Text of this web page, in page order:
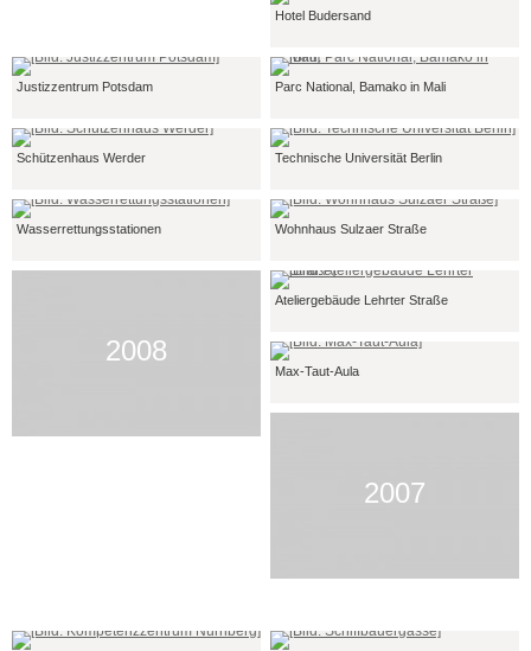
Hotel Budersand
Justizzentrum Potsdam Parc National, Bamako in Mali
Schützenhaus Werder Technische Universität Berlin
Wasserrettungsstationen Wohnhaus Sulzaer Straße
2008
Ateliergebäude Lehrter Straße
Max-Taut-Aula
2007